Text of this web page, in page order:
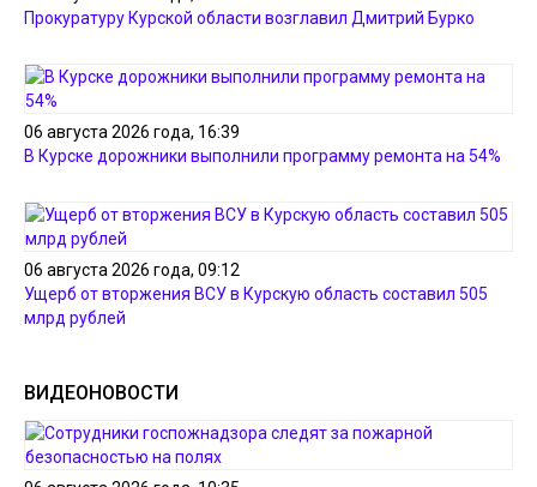
Прокуратуру Курской области возглавил Дмитрий Бурко
06 августа 2026 года, 16:39
В Курске дорожники выполнили программу ремонта на 54%
06 августа 2026 года, 09:12
Ущерб от вторжения ВСУ в Курскую область составил 505
млрд рублей
ВИДЕОНОВОСТИ